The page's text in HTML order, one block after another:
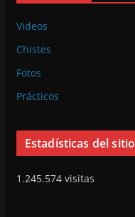
Videos
Chistes
Fotos
Prácticos
Estadísticas del sitio
1.245.574 visitas